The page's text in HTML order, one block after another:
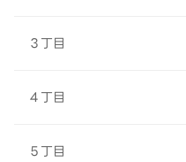
３丁目
４丁目
５丁目